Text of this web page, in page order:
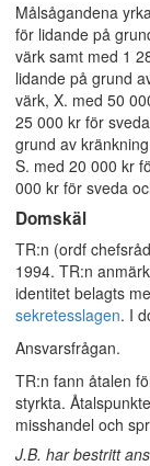
Målsågandena
för lidande på
värk samt med 1
lidande på grund
värk, X. med 50
25 000 kr för
grund av
S. med 20 000 kr
000 kr för sveda
Domskäl
TR:n (ordf
1994. TR:n
identitet belagts
sekretesslagen. I
Ansvarsfrågan.
TR:n fann åtalen
styrkta.
misshandel och
J.B. har bestritt